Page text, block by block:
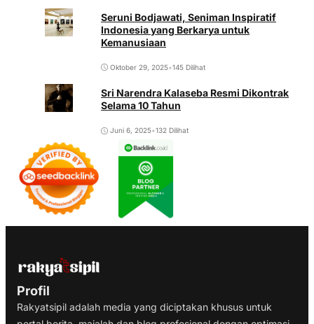
Seruni Bodjawati, Seniman Inspiratif
Indonesia yang Berkarya untuk
Kemanusiaan
Oktober 29, 2025•145 Dilihat
Sri Narendra Kalaseba Resmi Dikontrak
Selama 10 Tahun
Juni 6, 2025•132 Dilihat
Profil
Rakyatsipil adalah media yang diciptakan khusus untuk